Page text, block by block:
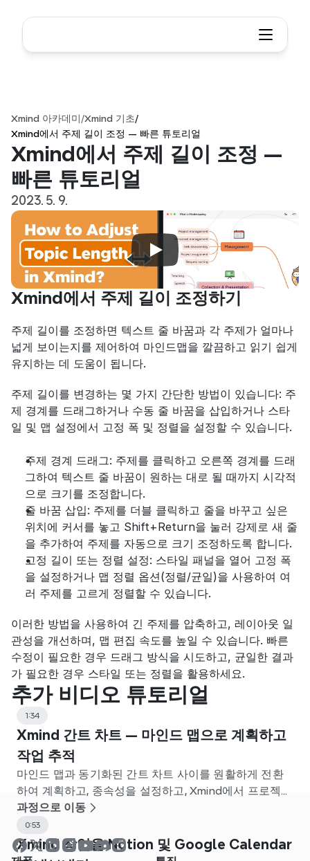
Xmind 아카데미 /Xmind 기초/
Xmind에서 주제 길이 조정 — 빠른 튜토리얼
Xmind에서 주제 길이 조정 —
빠른 튜토리얼
2023. 5. 9.
Xmind에서 주제 길이 조정하기
주제 길이를 조정하면 텍스트 줄 바꿈과 각 주제가 얼마나
넓게 보이는지를 제어하여 마인드맵을 깔끔하고 읽기 쉽게
유지하는 데 도움이 됩니다.
주제 길이를 변경하는 몇 가지 간단한 방법이 있습니다: 주
제 경계를 드래그하거나 수동 줄 바꿈을 삽입하거나 스타
일 및 맵 설정에서 고정 폭 및 정렬을 설정할 수 있습니다.
주제 경계 드래그: 주제를 클릭하고 오른쪽 경계를 드래
그하여 텍스트 줄 바꿈이 원하는 대로 될 때까지 시각적
으로 크기를 조정합니다.
줄 바꿈 삽입: 주제를 더블 클릭하고 줄을 바꾸고 싶은
위치에 커서를 놓고 Shift+Return을 눌러 강제로 새 줄
을 추가하여 주제를 자동으로 크기 조정하도록 합니다.
고정 길이 또는 정렬 설정: 스타일 패널을 열어 고정 폭
을 설정하거나 맵 정렬 옵션(정렬/균일)을 사용하여 여
러 주제를 고르게 정렬할 수 있습니다.
이러한 방법을 사용하여 긴 주제를 압축하고, 레이아웃 일
관성을 개선하며, 맵 편집 속도를 높일 수 있습니다. 빠른
수정이 필요한 경우 드래그 방식을 시도하고, 균일한 결과
가 필요한 경우 스타일 또는 정렬을 활용하세요.
추가 비디오 튜토리얼
1:34
Xmind 간트 차트 — 마인드 맵으로 계획하고
작업 추적
마인드 맵과 동기화된 간트 차트 사이를 원활하게 전환
하여 계획하고, 종속성을 설정하고, Xmind에서 프로젝트
를 추적하세요.
과정으로 이동
0:53
Xmind 작업을 Notion 및 Google Calendar